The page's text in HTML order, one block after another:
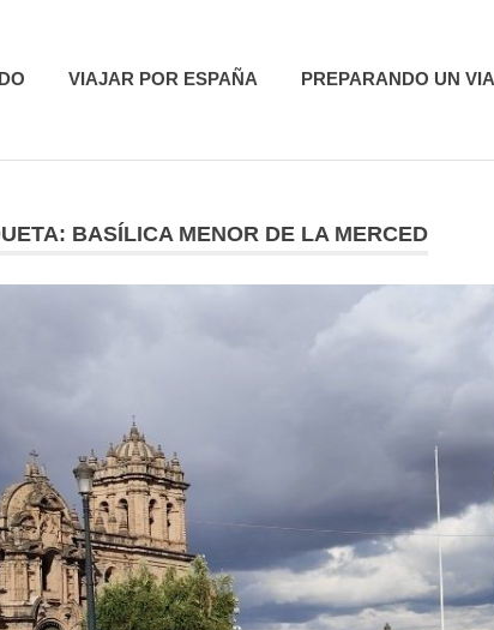
VIAJAR POR ESPAÑA PREPARANDO UN
BASÍLICA MENOR DE LA MERCED